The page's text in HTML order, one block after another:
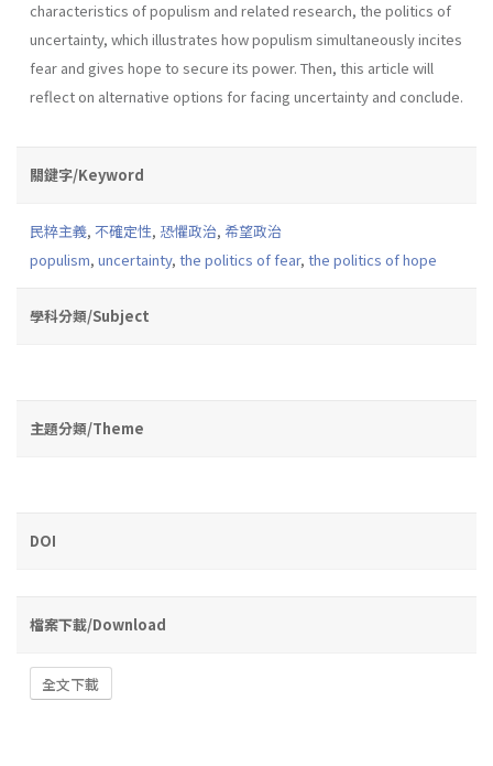
characteristics of populism and related research, the politics of
uncertainty, which illustrates how populism simultaneously incites
fear and gives hope to secure its power. Then, this article will
reflect on alternative options for facing uncertainty and conclude.
關鍵字/Keyword
民粹主義, 不確定性, 恐懼政治, 希望政治
populism, uncertainty, the politics of fear, the politics of hope
學科分類/Subject
主題分類/Theme
DOI
檔案下載/Download
全文下載